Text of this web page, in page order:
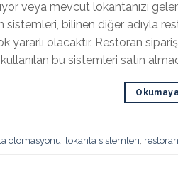
veya mevcut lokantanızı
sistemleri, bilinen diğer adıyla
yararlı olacaktır. Restoran
bu sistemleri satın
otomasyonu, lokanta sistemleri,